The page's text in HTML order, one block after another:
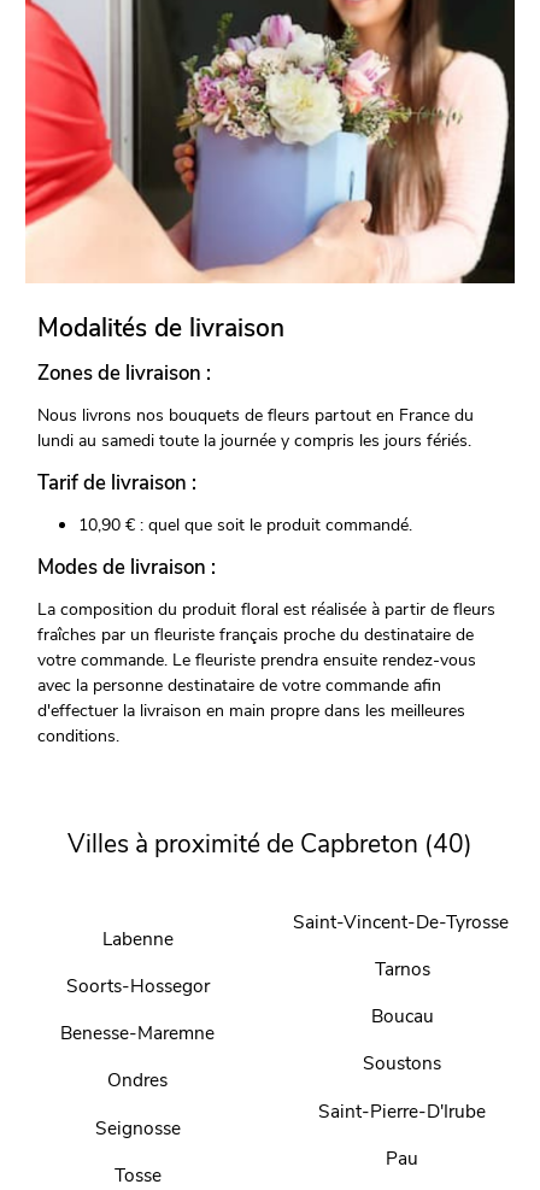
Modalités de livraison
Zones de livraison :
Nous livrons nos bouquets de fleurs partout en France du
lundi au samedi toute la journée y compris les jours fériés.
Tarif de livraison :
10,90 € : quel que soit le produit commandé.
Modes de livraison :
La composition du produit floral est réalisée à partir de fleurs
fraîches par un fleuriste français proche du destinataire de
votre commande. Le fleuriste prendra ensuite rendez-vous
avec la personne destinataire de votre commande afin
d'effectuer la livraison en main propre dans les meilleures
conditions.
Villes à proximité de Capbreton (40)
Labenne
Soorts-Hossegor
Benesse-Maremne
Ondres
Seignosse
Tosse
Saint-Vincent-De-Tyrosse
Tarnos
Boucau
Soustons
Saint-Pierre-D'Irube
Pau